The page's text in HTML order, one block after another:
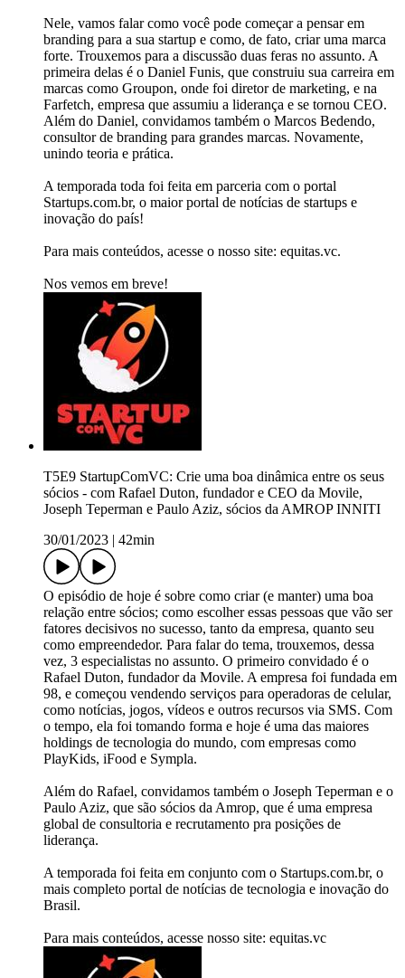
Nele, vamos falar como você pode começar a pensar em
branding para a sua startup e como, de fato, criar uma marca
forte. Trouxemos para a discussão duas feras no assunto. A
primeira delas é o Daniel Funis, que construiu sua carreira em
marcas como Groupon, onde foi diretor de marketing, e na
Farfetch, empresa que assumiu a liderança e se tornou CEO.
Além do Daniel, convidamos também o Marcos Bedendo,
consultor de branding para grandes marcas. Novamente,
unindo teoria e prática.
A temporada toda foi feita em parceria com o portal
Startups.com.br, o maior portal de notícias de startups e
inovação do país!
Para mais conteúdos, acesse o nosso site: equitas.vc.
Nos vemos em breve!
T5E9 StartupComVC: Crie uma boa dinâmica entre os seus
sócios - com Rafael Duton, fundador e CEO da Movile,
Joseph Teperman e Paulo Aziz, sócios da AMROP INNITI
30/01/2023
42min
O episódio de hoje é sobre como criar (e manter) uma boa
relação entre sócios; como escolher essas pessoas que vão ser
fatores decisivos no sucesso, tanto da empresa, quanto seu
como empreendedor. Para falar do tema, trouxemos, dessa
vez, 3 especialistas no assunto. O primeiro convidado é o
Rafael Duton, fundador da Movile. A empresa foi fundada em
98, e começou vendendo serviços para operadoras de celular,
como notícias, jogos, vídeos e outros recursos via SMS. Com
o tempo, ela foi tomando forma e hoje é uma das maiores
holdings de tecnologia do mundo, com empresas como
PlayKids, iFood e Sympla.
Além do Rafael, convidamos também o Joseph Teperman e o
Paulo Aziz, que são sócios da Amrop, que é uma empresa
global de consultoria e recrutamento pra posições de
liderança.
A temporada foi feita em conjunto com o Startups.com.br, o
mais completo portal de notícias de tecnologia e inovação do
Brasil.
Para mais conteúdos, acesse nosso site: equitas.vc